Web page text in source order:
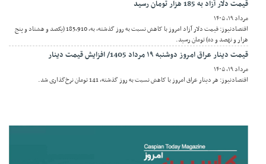
قیمت دلار آزاد به 185 هزار تومان رسید
مرداد ۱۹, ۱۴۰۵
اقتصادنیوز: قیمت دلار آزاد امروز با کاهش نسبت به روز گذشته، به، 185,910 (یکصد و هشتاد و پنج
هزار و نهصد و ده) تومان رسید.
قیمت دینار عراق امروز دوشنبه ۱۹ مرداد 1405/ افزایش قیمت دینار
مرداد ۱۹, ۱۴۰۵
اقتصادنیوز: هر دینار عراق امروز با کاهش نسبت به روز گذشته، 141 تومان نرخ‌گذاری شد.